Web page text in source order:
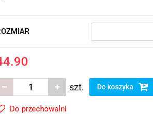
szt. Do koszyka
Do przechowalni